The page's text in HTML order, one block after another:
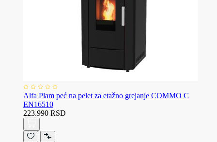
Alfa Plam peć na pelet za etažno grejanje COMMO C
EN16510
223.990 RSD